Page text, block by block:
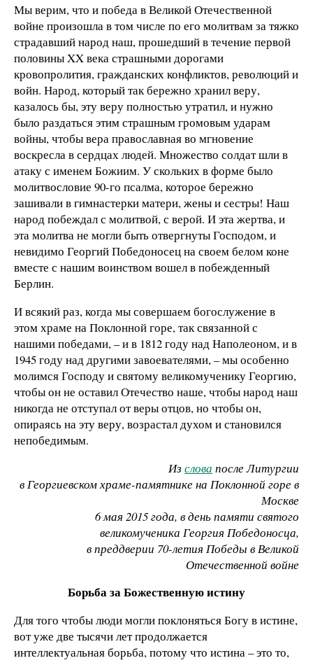
Мы верим, что и победа в Великой Отечественной
войне произошла в том числе по его молитвам за тяжко
страдавший народ наш, прошедший в течение первой
половины XX века страшными дорогами
кровопролития, гражданских конфликтов, революций и
войн. Народ, который так бережно хранил веру,
казалось бы, эту веру полностью утратил, и нужно
было раздаться этим страшным громовым ударам
войны, чтобы вера православная во мгновение
воскресла в сердцах людей. Множество солдат шли в
атаку с именем Божиим. У скольких в форме было
молитвословие 90-го псалма, которое бережно
зашивали в гимнастерки матери, жены и сестры! Наш
народ побеждал с молитвой, с верой. И эта жертва, и
эта молитва не могли быть отвергнуты Господом, и
невидимо Георгий Победоносец на своем белом коне
вместе с нашим воинством вошел в побежденный
Берлин.
И всякий раз, когда мы совершаем богослужение в
этом храме на Поклонной горе, так связанной с
нашими победами, – и в 1812 году над Наполеоном, и в
1945 году над другими завоевателями, – мы особенно
молимся Господу и святому великомученику Георгию,
чтобы он не оставил Отечество наше, чтобы народ наш
никогда не отступал от веры отцов, но чтобы он,
опираясь на эту веру, возрастал духом и становился
непобедимым.
Изслова после Литургии
в Георгиевском храме-памятнике на Поклонной горе в
Москве
6 мая 2015 года, в день памяти святого
великомученика Георгия Победоносца,
в преддверии 70-летия Победы в Великой
Отечественной войне
Борьба за Божественную истину
Для того чтобы люди могли поклоняться Богу в истине,
вот уже две тысячи лет продолжается
интеллектуальная борьба, потому что истина – это то,